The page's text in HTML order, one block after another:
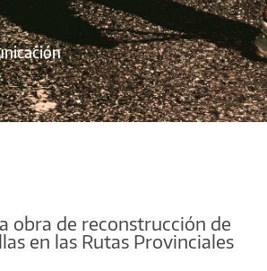
obra de reconstrucción de
en las Rutas Provinciales